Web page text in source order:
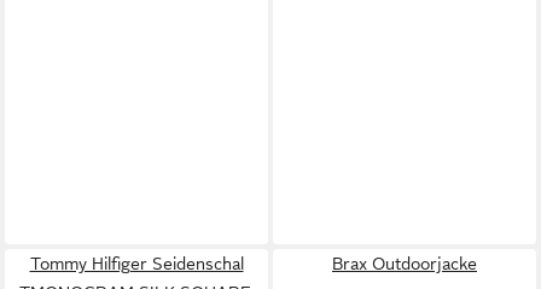
Tommy Hilfiger Seidenschal
Brax Outdoorjacke